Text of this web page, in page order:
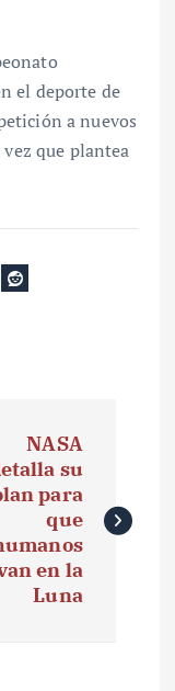
el deporte de
a nuevos
que plantea
NASA
su
para
que
en la
Luna